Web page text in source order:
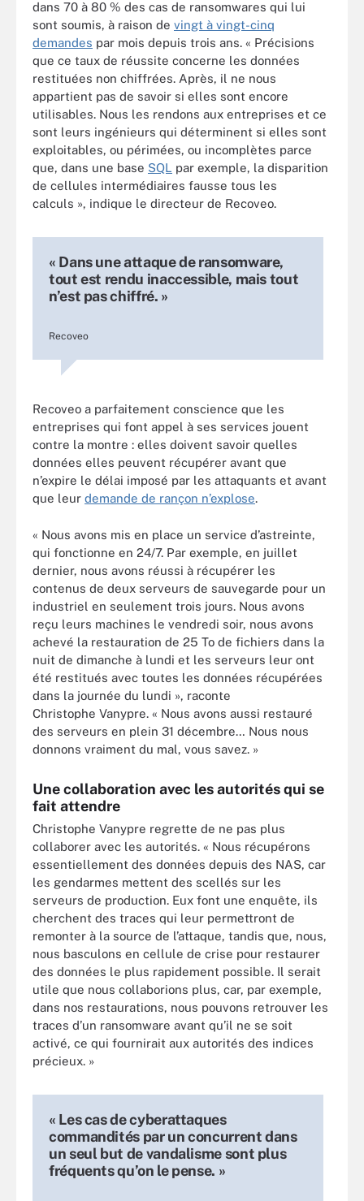
dans 70 à 80 % des cas de ransomwares qui lui
sont soumis, à raison de vingt à vingt-cinq
demandes par mois depuis trois ans. « Précisions
que ce taux de réussite concerne les données
restituées non chiffrées. Après, il ne nous
appartient pas de savoir si elles sont encore
utilisables. Nous les rendons aux entreprises et ce
sont leurs ingénieurs qui déterminent si elles sont
exploitables, ou périmées, ou incomplètes parce
que, dans une base SQL par exemple, la disparition
de cellules intermédiaires fausse tous les
calculs », indique le directeur de Recoveo.
« Dans une attaque de ransomware,
tout est rendu inaccessible, mais tout
n’est pas chiffré. »
Recoveo
Recoveo a parfaitement conscience que les
entreprises qui font appel à ses services jouent
contre la montre : elles doivent savoir quelles
données elles peuvent récupérer avant que
n’expire le délai imposé par les attaquants et avant
que leur demande de rançon n’explose.
« Nous avons mis en place un service d’astreinte,
qui fonctionne en 24/7. Par exemple, en juillet
dernier, nous avons réussi à récupérer les
contenus de deux serveurs de sauvegarde pour un
industriel en seulement trois jours. Nous avons
reçu leurs machines le vendredi soir, nous avons
achevé la restauration de 25 To de fichiers dans la
nuit de dimanche à lundi et les serveurs leur ont
été restitués avec toutes les données récupérées
dans la journée du lundi », raconte
Christophe Vanypre. « Nous avons aussi restauré
des serveurs en plein 31 décembre… Nous nous
donnons vraiment du mal, vous savez. »
Une collaboration avec les autorités qui se
fait attendre
Christophe Vanypre regrette de ne pas plus
collaborer avec les autorités. « Nous récupérons
essentiellement des données depuis des NAS, car
les gendarmes mettent des scellés sur les
serveurs de production. Eux font une enquête, ils
cherchent des traces qui leur permettront de
remonter à la source de l’attaque, tandis que, nous,
nous basculons en cellule de crise pour restaurer
des données le plus rapidement possible. Il serait
utile que nous collaborions plus, car, par exemple,
dans nos restaurations, nous pouvons retrouver les
traces d’un ransomware avant qu’il ne se soit
activé, ce qui fournirait aux autorités des indices
précieux. »
« Les cas de cyberattaques
commandités par un concurrent dans
un seul but de vandalisme sont plus
fréquents qu’on le pense. »